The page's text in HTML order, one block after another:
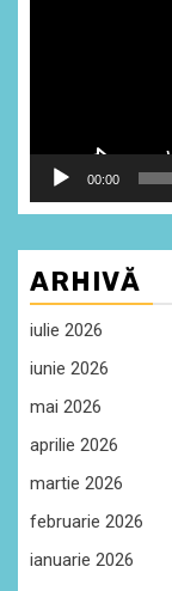
00:00
ARHIVĂ
iulie 2026
iunie 2026
mai 2026
aprilie 2026
martie 2026
februarie 2026
ianuarie 2026